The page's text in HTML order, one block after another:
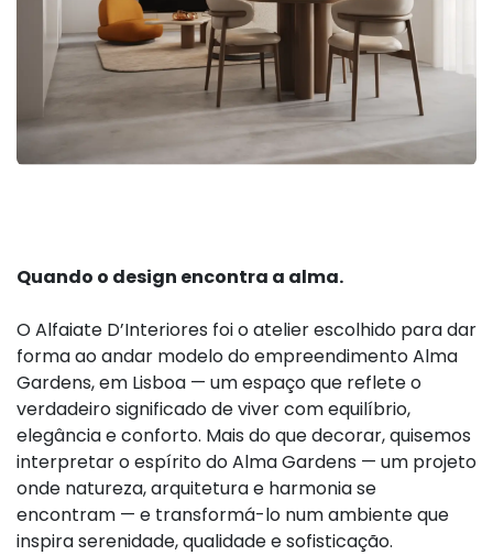
Quando o design encontra a alma.
O Alfaiate D’Interiores foi o atelier escolhido para dar
forma ao andar modelo do empreendimento Alma
Gardens, em Lisboa — um espaço que reflete o
verdadeiro significado de viver com equilíbrio,
elegância e conforto. Mais do que decorar, quisemos
interpretar o espírito do Alma Gardens — um projeto
onde natureza, arquitetura e harmonia se
encontram — e transformá-lo num ambiente que
inspira serenidade, qualidade e sofisticação.